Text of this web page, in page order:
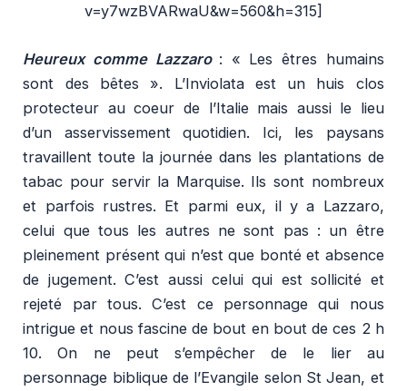
v=y7wzBVARwaU&w=560&h=315]
Heureux comme Lazzaro : « Les êtres humains
sont des bêtes ». L’Inviolata est un huis clos
protecteur au coeur de l’Italie mais aussi le lieu
d’un asservissement quotidien. Ici, les paysans
travaillent toute la journée dans les plantations de
tabac pour servir la Marquise. Ils sont nombreux
et parfois rustres. Et parmi eux, il y a Lazzaro,
celui que tous les autres ne sont pas : un être
pleinement présent qui n’est que bonté et absence
de jugement. C’est aussi celui qui est sollicité et
rejeté par tous. C’est ce personnage qui nous
intrigue et nous fascine de bout en bout de ces 2 h
10. On ne peut s’empêcher de le lier au
personnage biblique de l’Evangile selon St Jean, et